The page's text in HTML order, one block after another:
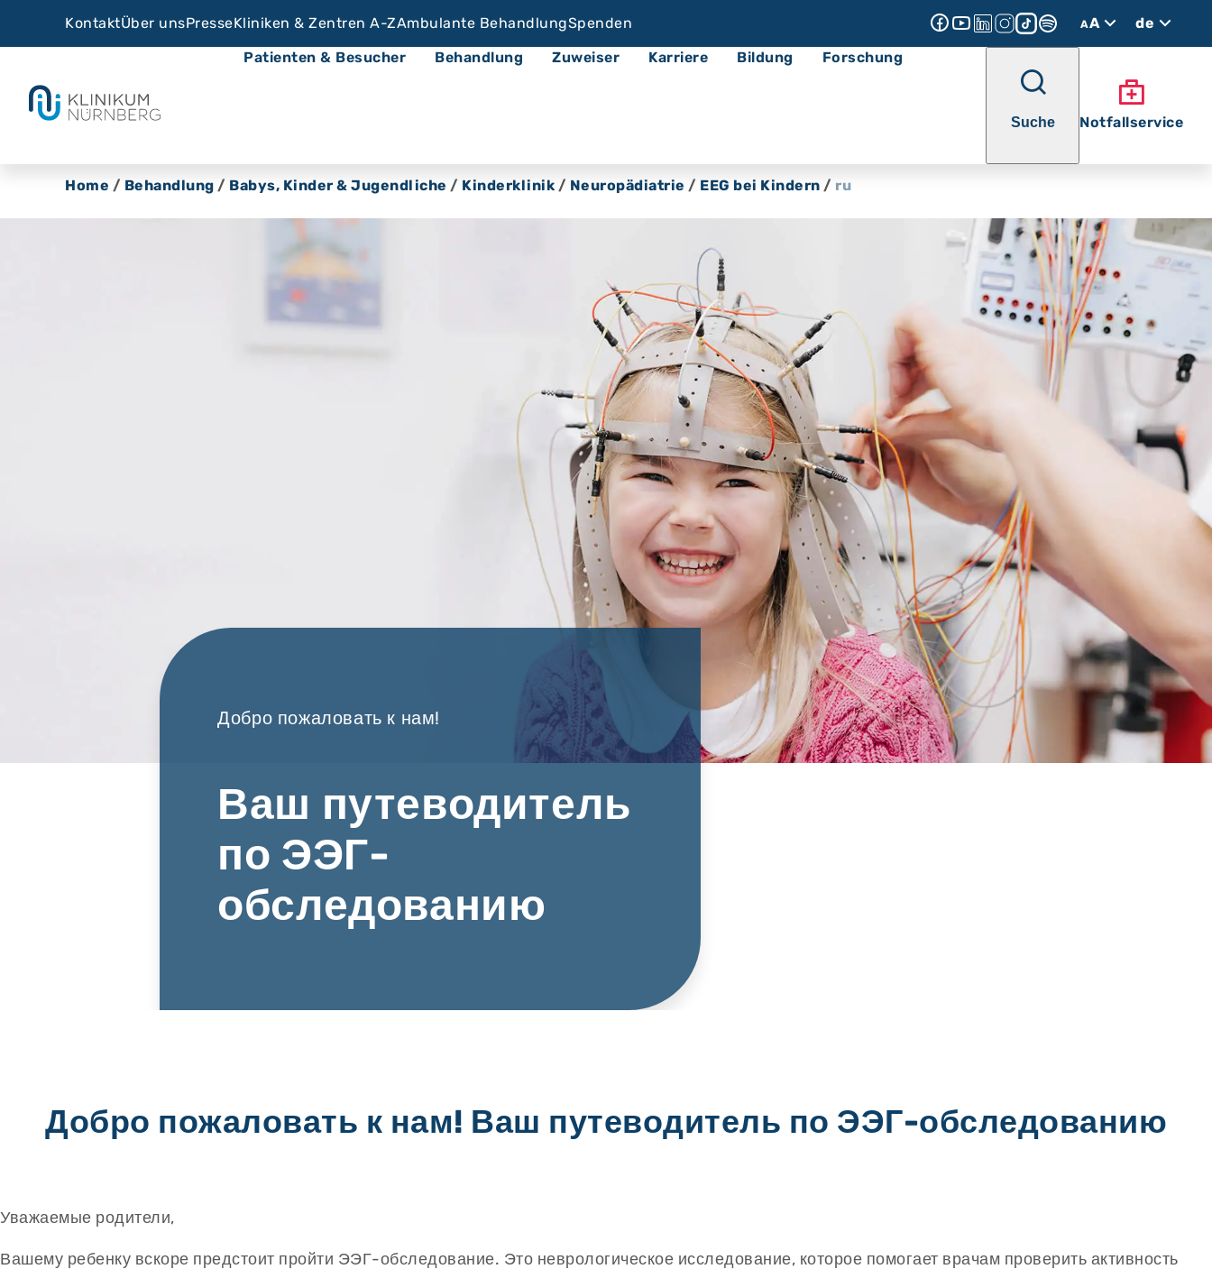
KontaktÜber unsPresseKliniken & Zentren A-ZAmbulante BehandlungSpenden AA
de
Patienten & Besucher
Behandlung Zuweiser Karriere Bildung Forschung
Suche Notfallservice
Home / Behandlung / Babys, Kinder & Jugendliche / Kinderklinik/ Neuropädiatrie / EEG bei Kindern / ru
Добро пожаловать к нам!
Ваш путеводитель
по ЭЭГ-
обследованию
Добро пожаловать к нам! Ваш путеводитель по ЭЭГ-обследованию
Уважаемые родители,
Вашему ребенку вскоре предстоит пройти ЭЭГ-обследование. Это неврологическое исследование, которое помогает врачам проверить активность